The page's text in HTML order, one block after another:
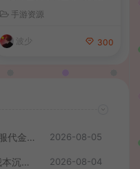
最新整理WIN系服务端+授权
GM后台+管理后台+热更修改
工具+安卓+详细搭建教程
手游资源
波少 300
宫斗养成手游【盛世芳華多区跨服代金券本地优化版】最新整理单机一键即玩端+Linux手工服务端+CDK授权后台+安卓+详细搭建教程 2026-08-05
RED三端引擎传奇手游【2003我本沉默】最新整理Win系服务端+安卓苹果PC三端+详细搭建教程 2026-08-04